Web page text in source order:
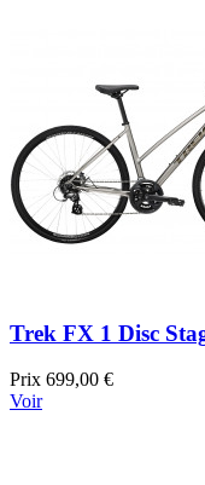
Trek FX 1 Disc
Prix 699,00 €
Voir